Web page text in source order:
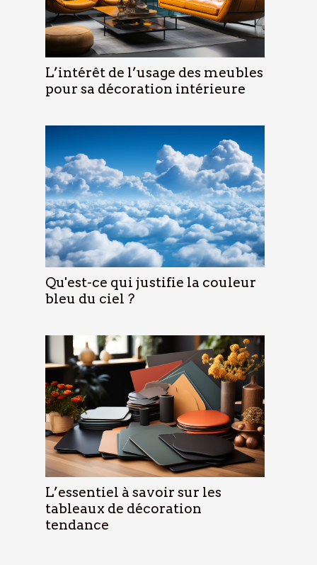
L’intérêt de l’usage des meubles
pour sa décoration intérieure
Qu'est-ce qui justifie la couleur
bleu du ciel ?
L’essentiel à savoir sur les
tableaux de décoration
tendance